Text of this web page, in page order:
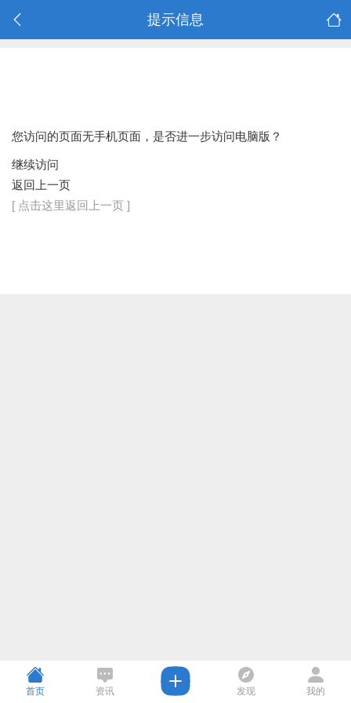
提示信息
您访问的页面无手机页面，是否进一步访问电脑版？
继续访问
返回上一页
[ 点击这里返回上一页 ]
首页 资讯 发现 我的